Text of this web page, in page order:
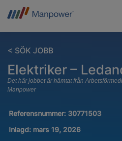
< SÖK JOBB
Elektriker –
Det här jobbet är hämtat från
Manpower
Referensnummer: 30771503
Inlagd: mars 19, 2026